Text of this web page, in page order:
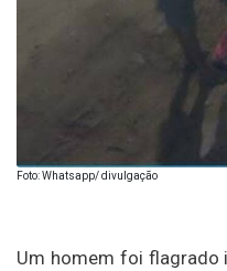
Foto: Whatsapp/ divulgação
Um homem foi flagrado